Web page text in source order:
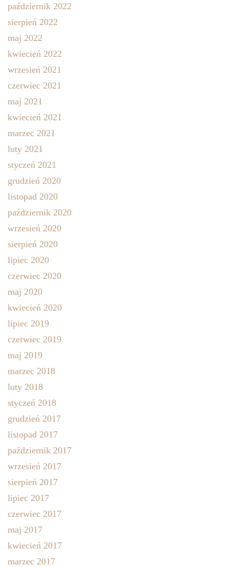
październik 2022
sierpień 2022
maj 2022
kwiecień 2022
wrzesień 2021
czerwiec 2021
maj 2021
kwiecień 2021
marzec 2021
luty 2021
styczeń 2021
grudzień 2020
listopad 2020
październik 2020
wrzesień 2020
sierpień 2020
lipiec 2020
czerwiec 2020
maj 2020
kwiecień 2020
lipiec 2019
czerwiec 2019
maj 2019
marzec 2018
luty 2018
styczeń 2018
grudzień 2017
listopad 2017
październik 2017
wrzesień 2017
sierpień 2017
lipiec 2017
czerwiec 2017
maj 2017
kwiecień 2017
marzec 2017